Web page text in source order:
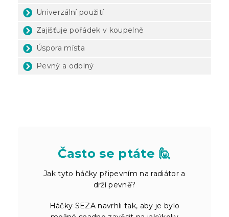
Univerzální použití
Zajišťuje pořádek v koupelně
Úspora místa
Pevný a odolný
Často se ptáte 🙋
Jak tyto háčky připevním na radiátor a
drží pevně?
Háčky SEZA navrhli tak, aby je bylo